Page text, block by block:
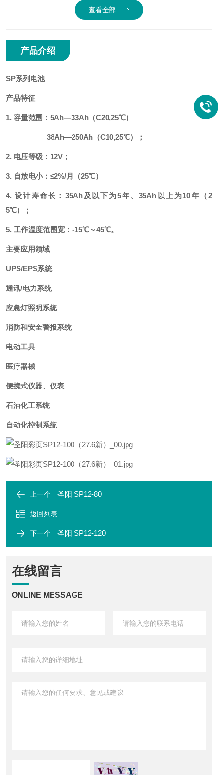
查看全部
产品介绍
SP系列电池
产品特征
1. 容量范围：5Ah—33Ah（C20,25℃）
38Ah—250Ah（C10,25℃）；
2. 电压等级：12V；
3. 自放电小：≤2%/月（25℃）
4. 设计寿命长：35Ah及以下为5年、35Ah以上为10年（2
5℃）；
5. 工作温度范围宽：-15℃～45℃。
主要应用领域
UPS/EPS系统
通讯/电力系统
应急灯照明系统
消防和安全警报系统
电动工具
医疗器械
便携式仪器、仪表
石油化工系统
自动化控制系统
上一个： 圣阳 SP12-80
返回列表
下一个： 圣阳 SP12-120
在线留言
ONLINE MESSAGE